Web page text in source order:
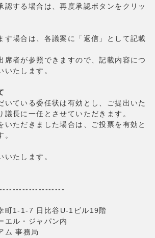
認する場合は、再度承認ボタンをクリッ
す場合は、各議案に「返信」として記載
席者が参照できますので、記載内容につ
いたします。
いている委任状は有効とし、ご提出いた
議長に一任とさせていただきます。
いただきました場合は、ご投票を有効と
。
いたします。
町1-1-7 日比谷U-1ビル19階
エル・ジャパン内
ム 事務局